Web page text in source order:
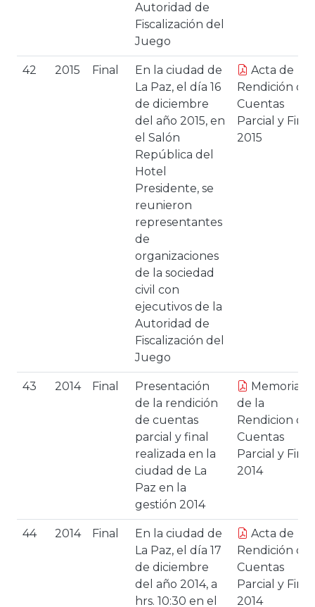
Autoridad de
Fiscalización del
Juego
42 2015 Final
En la ciudad de
La Paz, el día 16
de diciembre
del año 2015, en
el Salón
República del
Hotel
Presidente, se
reunieron
representantes
de
organizaciones
de la sociedad
civil con
ejecutivos de la
Autoridad de
Fiscalización del
Juego
Acta de
Rendición de
Cuentas
Parcial y Final
2015
43 2014 Final
Presentación
de la rendición
de cuentas
parcial y final
realizada en la
ciudad de La
Paz en la
gestión 2014
Memoria
de la
Rendicion de
Cuentas
Parcial y Final
2014
44 2014 Final
En la ciudad de
La Paz, el día 17
de diciembre
del año 2014, a
hrs. 10:30 en el
Acta de
Rendición de
Cuentas
Parcial y Final
2014